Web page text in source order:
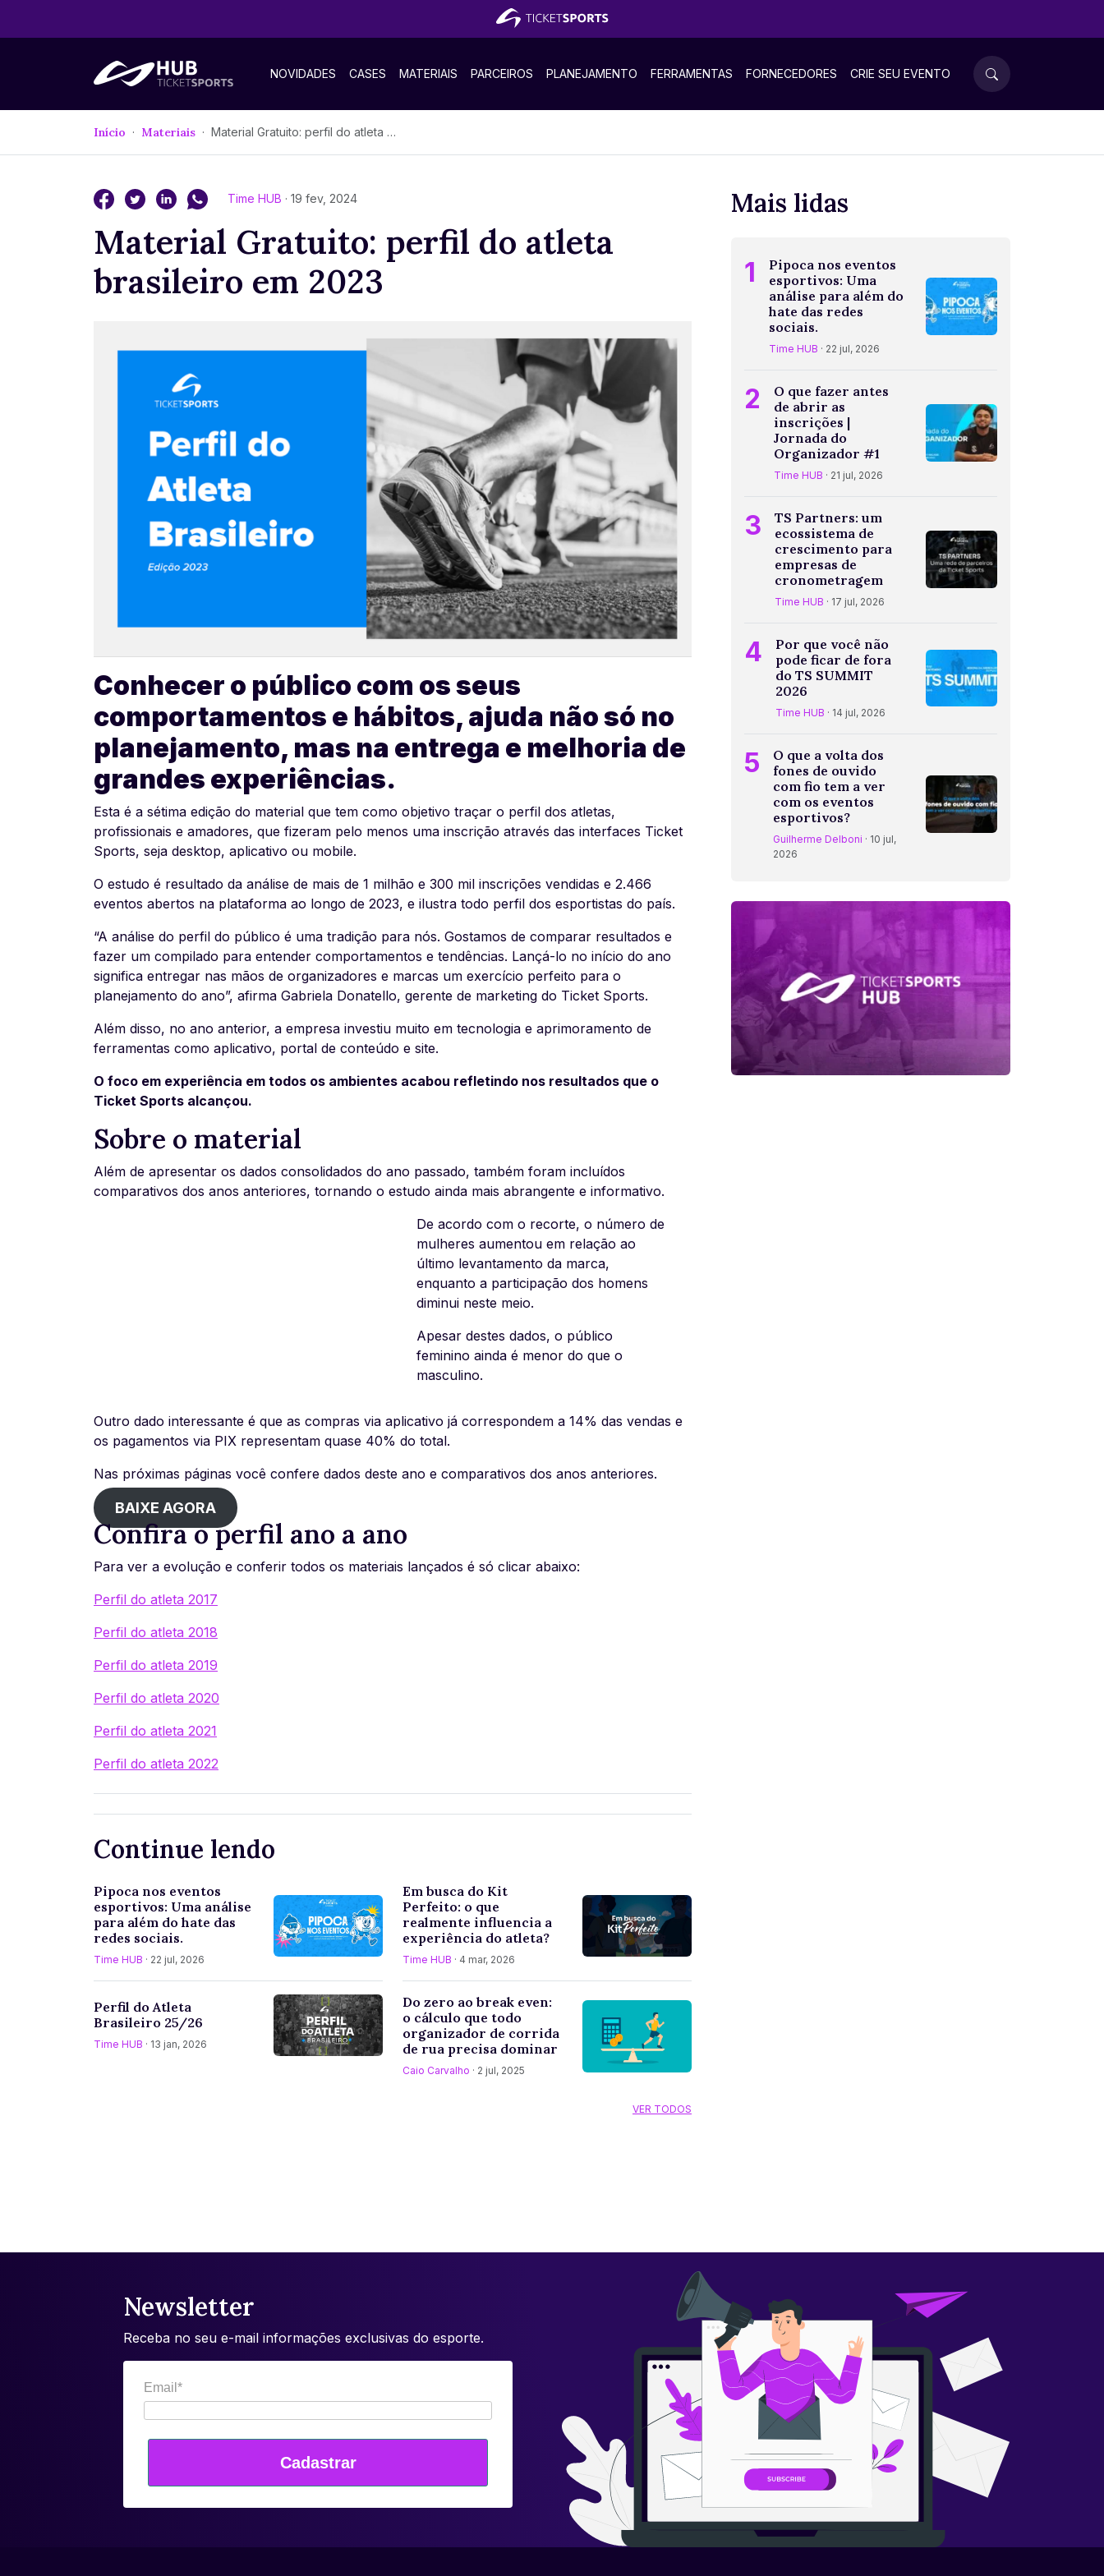
NOVIDADES CASES MATERIAIS PARCEIROS PLANEJAMENTO FERRAMENTAS FORNECEDORES CRIE SEU EVENTO
Início Materiais Material Gratuito: perfil do atleta brasileiro em 2023
Time HUB · 19 fev, 2024
Material Gratuito: perfil do atleta
brasileiro em 2023
Conhecer o público com os seus
comportamentos e hábitos, ajuda não só no
planejamento, mas na entrega e melhoria de
grandes experiências.
Esta é a sétima edição do material que tem como objetivo traçar o perfil dos atletas,
profissionais e amadores, que fizeram pelo menos uma inscrição através das interfaces Ticket
Sports, seja desktop, aplicativo ou mobile.
O estudo é resultado da análise de mais de 1 milhão e 300 mil inscrições vendidas e 2.466
eventos abertos na plataforma ao longo de 2023, e ilustra todo perfil dos esportistas do país.
“A análise do perfil do público é uma tradição para nós. Gostamos de comparar resultados e
fazer um compilado para entender comportamentos e tendências. Lançá-lo no início do ano
significa entregar nas mãos de organizadores e marcas um exercício perfeito para o
planejamento do ano”, afirma Gabriela Donatello, gerente de marketing do Ticket Sports.
Além disso, no ano anterior, a empresa investiu muito em tecnologia e aprimoramento de
ferramentas como aplicativo, portal de conteúdo e site.
O foco em experiência em todos os ambientes acabou refletindo nos resultados que o
Ticket Sports alcançou.
Sobre o material
Além de apresentar os dados consolidados do ano passado, também foram incluídos
comparativos dos anos anteriores, tornando o estudo ainda mais abrangente e informativo.
De acordo com o recorte, o número de
mulheres aumentou em relação ao
último levantamento da marca,
enquanto a participação dos homens
diminui neste meio.
Apesar destes dados, o público
feminino ainda é menor do que o
masculino.
Outro dado interessante é que as compras via aplicativo já correspondem a 14% das vendas e
os pagamentos via PIX representam quase 40% do total.
Nas próximas páginas você confere dados deste ano e comparativos dos anos anteriores.
BAIXE AGORA
Confira o perfil ano a ano
Para ver a evolução e conferir todos os materiais lançados é só clicar abaixo:
Perfil do atleta 2017
Perfil do atleta 2018
Perfil do atleta 2019
Perfil do atleta 2020
Perfil do atleta 2021
Perfil do atleta 2022
Continue lendo
Pipoca nos eventos
esportivos: Uma análise
para além do hate das
redes sociais.
Time HUB · 22 jul, 2026
Em busca do Kit
Perfeito: o que
realmente influencia a
experiência do atleta?
Time HUB · 4 mar, 2026
Perfil do Atleta
Brasileiro 25/26
Time HUB · 13 jan, 2026
Do zero ao break even:
o cálculo que todo
organizador de corrida
de rua precisa dominar
Caio Carvalho · 2 jul, 2025
VER TODOS
Mais lidas
1
Pipoca nos eventos
esportivos: Uma
análise para além do
hate das redes
sociais.
Time HUB · 22 jul, 2026
2
O que fazer antes
de abrir as
inscrições |
Jornada do
Organizador #1
Time HUB · 21 jul, 2026
3
TS Partners: um
ecossistema de
crescimento para
empresas de
cronometragem
Time HUB · 17 jul, 2026
4
Por que você não
pode ficar de fora
do TS SUMMIT
2026
Time HUB · 14 jul, 2026
5
O que a volta dos
fones de ouvido
com fio tem a ver
com os eventos
esportivos?
Guilherme Delboni · 10 jul,
2026
Newsletter
Receba no seu e-mail informações exclusivas do esporte.
Email*
Cadastrar